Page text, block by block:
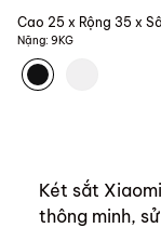
Cao 25 x Rộng 35 x
Nặng: 9KG
Két sắt
thông minh,